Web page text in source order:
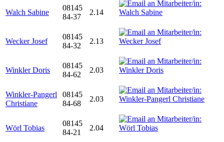
Walch Sabine
08145
84-37
2.14
Wecker Josef
08145
84-32
2.13
Winkler Doris
08145
84-62
2.03
Winkler-Pangerl
Christiane
08145
84-68
2.03
Wörl Tobias
08145
84-21
2.04